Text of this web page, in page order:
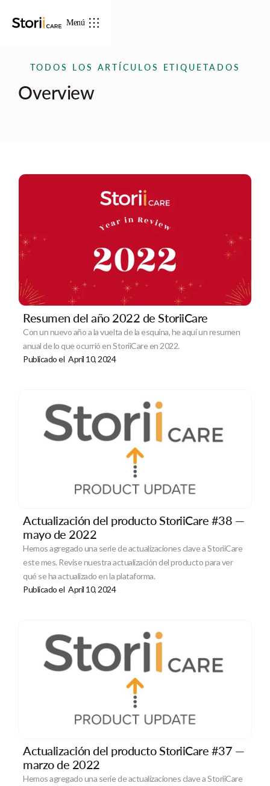
Menú
TODOS LOS ARTÍCULOS ETIQUETADOS
Overview
Resumen del año 2022 de StoriiCare
Con un nuevo año a la vuelta de la esquina, he aquí un resumen
anual de lo que ocurrió en StoriiCare en 2022.
Publicado el April 10, 2024
Actualización del producto StoriiCare #38 —
mayo de 2022
Hemos agregado una serie de actualizaciones clave a StoriiCare
este mes. Revise nuestra actualización del producto para ver
qué se ha actualizado en la plataforma.
Publicado el April 10, 2024
Actualización del producto StoriiCare #37 —
marzo de 2022
Hemos agregado una serie de actualizaciones clave a StoriiCare